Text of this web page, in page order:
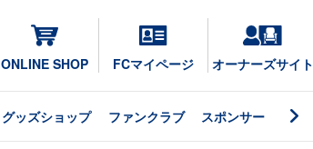
ONLINE SHOP FCマイページ オーナーズサイト
グッズショップ ファンクラブ スポンサー